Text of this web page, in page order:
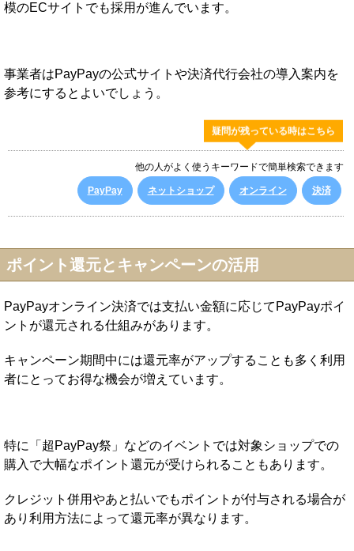
模のECサイトでも採用が進んでいます。
事業者はPayPayの公式サイトや決済代行会社の導入案内を
参考にするとよいでしょう。
疑問が残っている時はこちら
他の人がよく使うキーワードで簡単検索できます
PayPay ネットショップ オンライン 決済
ポイント還元とキャンペーンの活用
PayPayオンライン決済では支払い金額に応じてPayPayポイ
ントが還元される仕組みがあります。
キャンペーン期間中には還元率がアップすることも多く利用
者にとってお得な機会が増えています。
特に「超PayPay祭」などのイベントでは対象ショップでの
購入で大幅なポイント還元が受けられることもあります。
クレジット併用やあと払いでもポイントが付与される場合が
あり利用方法によって還元率が異なります。